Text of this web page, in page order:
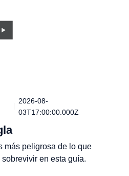
2026-08-
03T17:00:00.000Z
más peligrosa de lo que
en esta guía.